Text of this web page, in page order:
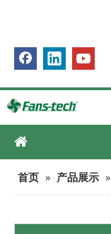
首页 » 产品展示 »